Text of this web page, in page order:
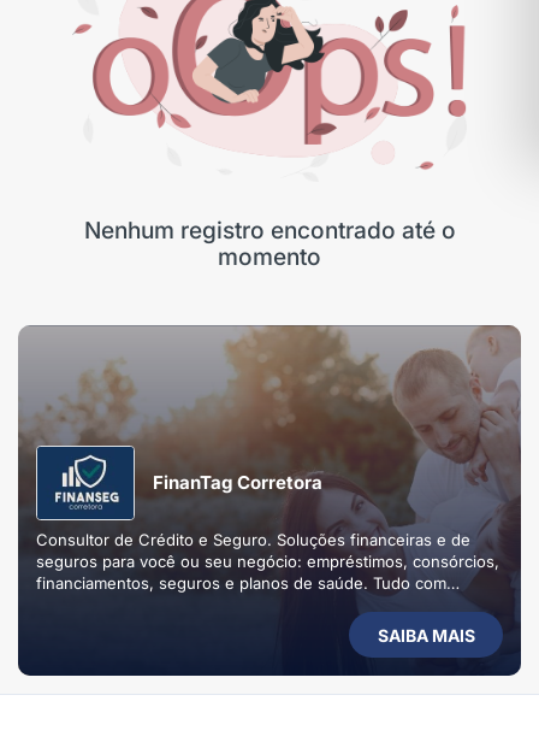
Nenhum registro encontrado até o
momento
FinanTag Corretora
Consultor de Crédito e Seguro. Soluções financeiras e de
seguros para você ou seu negócio: empréstimos, consórcios,
financiamentos, seguros e planos de saúde. Tudo com
SAIBA MAIS